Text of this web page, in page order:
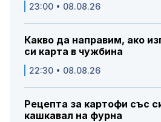
23:00 • 08.08.26
Какво да направим, ако
си карта в чужбина
22:30 • 08.08.26
Рецепта за картофи със
кашкавал на фурна